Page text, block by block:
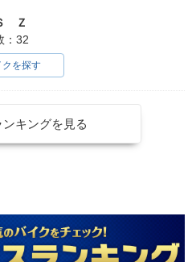
Ｚ
：32
クを探す
キングを見る